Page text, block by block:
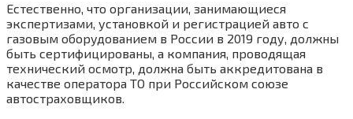
Естественно, что организации, занимающиеся
экспертизами, установкой и регистрацией авто с
газовым оборудованием в России в 2019 году, должны
быть сертифицированы, а компания, проводящая
технический осмотр, должна быть аккредитована в
качестве оператора ТО при Российском союзе
автостраховщиков.